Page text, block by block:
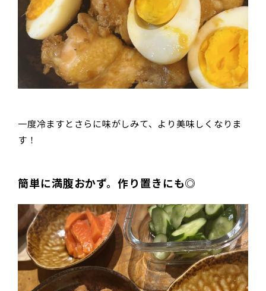
一度冷ますとさらに味がしみて、より美味しくなりま
す！
簡単に満腹おかず。作り置きにも◎